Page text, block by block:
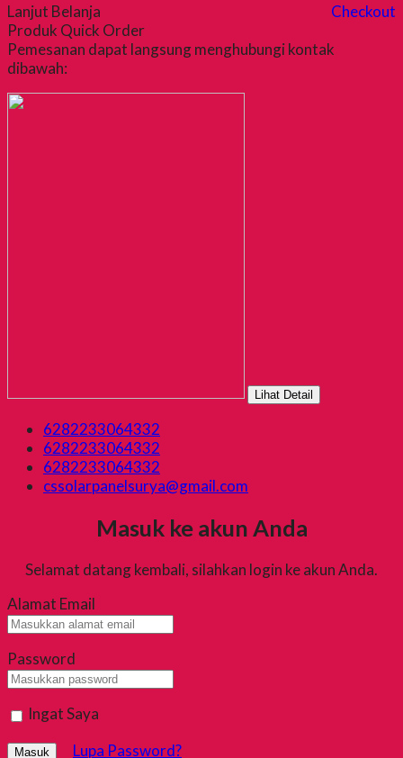
Lanjut Belanja
Checkout
Produk Quick Order
Pemesanan dapat langsung menghubungi kontak
dibawah:
Lihat Detail
6282233064332
6282233064332
6282233064332
cssolarpanelsurya@gmail.com
Masuk ke akun Anda
Selamat datang kembali, silahkan login ke akun Anda.
Alamat Email
Password
Ingat Saya
Masuk Lupa Password?